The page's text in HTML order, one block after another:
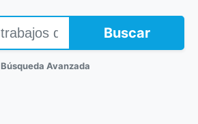
Buscar
Búsqueda Avanzada